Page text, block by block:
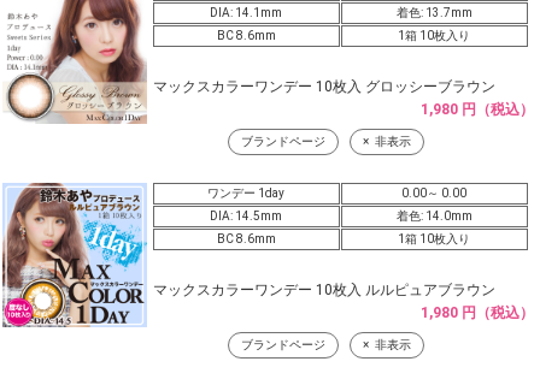
DIA: 14.1mm
着色: 13.7mm
BC 8.6mm
1箱 10枚入り
マックスカラーワンデー 10枚入 グロッシーブラウン
1,980 円（税込）
ブランドページ 非表示
ワンデー 1day
0.00～ 0.00
DIA: 14.5mm
着色: 14.0mm
BC 8.6mm
1箱 10枚入り
マックスカラーワンデー 10枚入 ルルピュアブラウン
1,980 円（税込）
ブランドページ 非表示